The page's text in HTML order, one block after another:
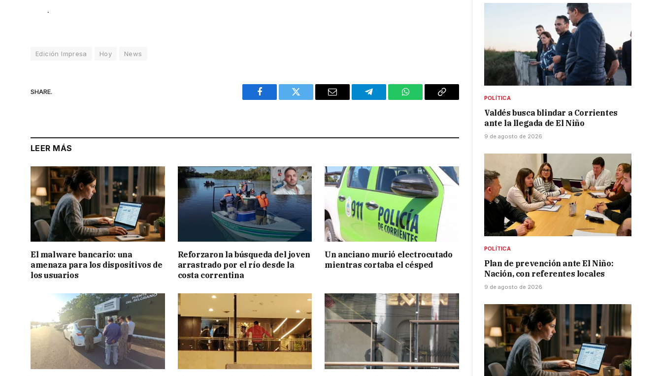
.
Edición Impresa Hoy News
SHARE.
Facebook Twitter Email Telegram WhatsAppCopy
LEER MÁS
El malware bancario: una
amenaza para los dispositivos de
los usuarios
Reforzaron la búsqueda del joven
arrastrado por el río desde la
costa correntina
Un anciano murió electrocutado
mientras cortaba el césped
POLÍTICA
Valdés busca blindar a Corrientes
ante la llegada de El Niño
9 de agosto de 2026
POLÍTICA
Plan de prevención ante El Niño:
Nación, con referentes locales
9 de agosto de 2026